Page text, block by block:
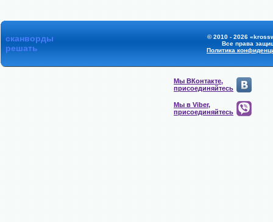
сканворды
решать
© 2010 - 2026
Все права
Политика
Мы ВКонтакте,
присоединяйтесь
Мы в Viber,
присоединяйтесь